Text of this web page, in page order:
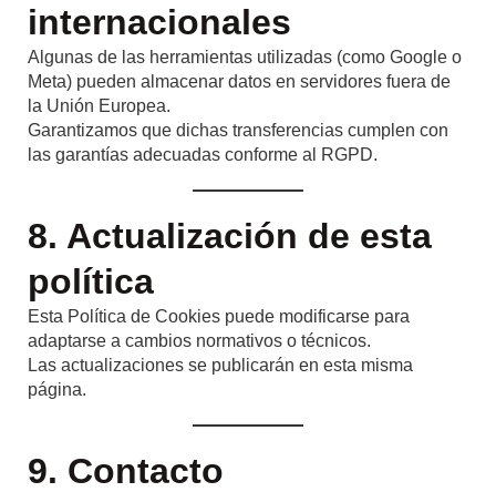
internacionales
Algunas de las herramientas utilizadas (como Google o
Meta) pueden almacenar datos en servidores fuera de
la Unión Europea.
Garantizamos que dichas transferencias cumplen con
las garantías adecuadas conforme al RGPD.
8. Actualización de esta
política
Esta Política de Cookies puede modificarse para
adaptarse a cambios normativos o técnicos.
Las actualizaciones se publicarán en esta misma
página.
9. Contacto